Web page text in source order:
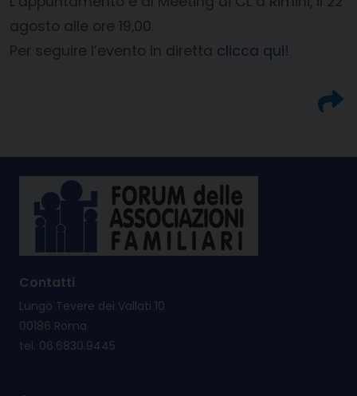
agosto alle ore 19,00.
Per seguire l’evento in diretta clicca qui!
Contatti
Lungo Tevere dei Vallati 10
00186 Roma
tel. 06.6830.9445